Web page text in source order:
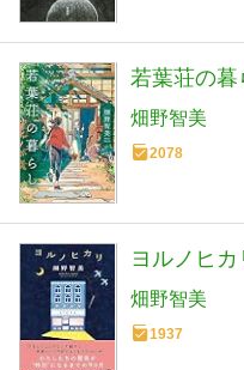
若葉荘の暮
畑野智美
2078
ヨルノヒ
畑野智美
1937